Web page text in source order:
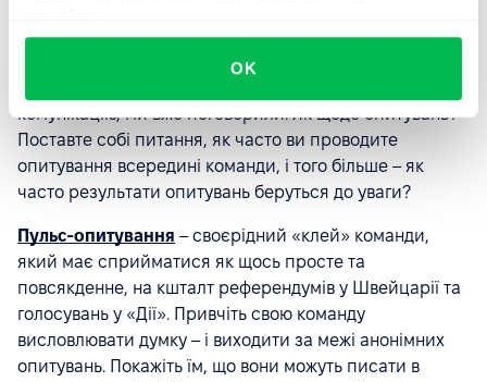
OK
Щоб навчитися слухати команду, потрібно запитувати
комунікацію, ми вже поговорили. Як щодо опитувань?
Поставте собі питання, як часто ви проводите
опитування всередині команди, і того більше – як
часто результати опитувань беруться до уваги?
Пульс-опитування – своєрідний «клей» команди,
який має сприйматися як щось просте та
повсякденне, на кшталт референдумів у Швейцарії та
голосувань у «Дії». Привчіть свою команду
висловлювати думку – і виходити за межі анонімних
опитувань. Покажіть їм, що вони можуть писати в